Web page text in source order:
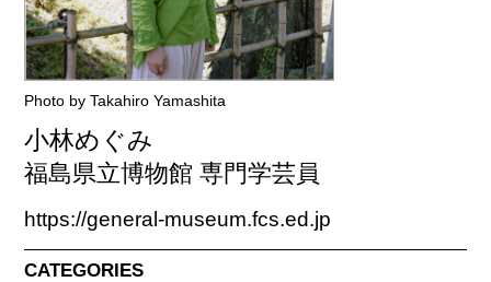
Photo by Takahiro Yamashita
小林めぐみ
福島県立博物館 専門学芸員
https://general-museum.fcs.ed.jp
CATEGORIES